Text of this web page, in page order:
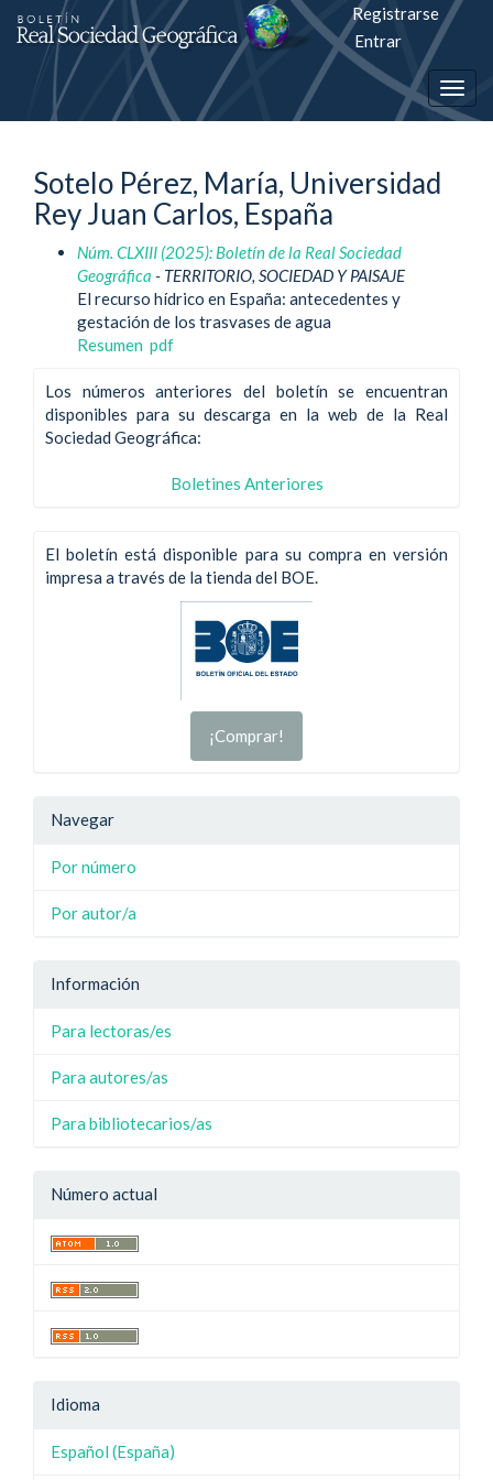
Salto
rápiso
a
página
contenido
Navegación
principal
principal
Barra
lateral
Registrarse
Entrar
Sotelo Pérez, María, Universidad
Rey Juan Carlos, España
Núm. CLXIII (2025): Boletín de la Real Sociedad
Geográfica - TERRITORIO, SOCIEDAD Y PAISAJE
El recurso hídrico en España: antecedentes y
gestación de los trasvases de agua
Resumen pdf
Los números anteriores del boletín se encuentran
disponibles para su descarga en la web de la Real
Sociedad Geográfica:
Boletines Anteriores
El boletín está disponible para su compra en versión
impresa a través de la tienda del BOE.
¡Comprar!
Navegar
Por número
Por autor/a
Información
Para lectoras/es
Para autores/as
Para bibliotecarios/as
Número actual
Idioma
Español (España)